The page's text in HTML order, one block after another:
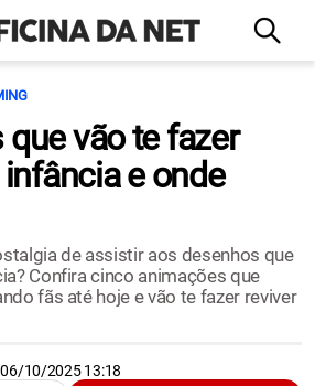
vão te fazer
e onde
de assistir aos desenhos que
Confira cinco animações que
fãs até hoje e vão te fazer reviver
06/10/2025 13:18